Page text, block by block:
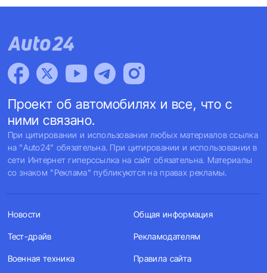
Проект об автомобилях и все, что с
ними связано.
При цитировании и использовании любых материалов ссылка
на "Auto24" обязательна. При цитировании и использовании в
сети Интернет гиперссылка на сайт обязательна. Материалы
со знаком "Реклама" публикуются на правах рекламы.
Новости
Тест-драйв
Военная техника
Общая информация
Рекламодателям
Правила сайта